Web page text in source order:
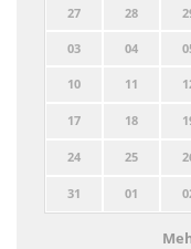
27
28
03 04
10 11
17 18
24 25
31 01